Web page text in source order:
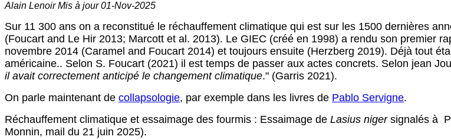
Alain Lenoir Mis à jour01-Nov-2025
Sur 11 300 ans on a reconstitué le réchauffement climatique qui est sur les 1500 dernières
(Foucart and Le Hir 2013; Marcott et al. 2013). Le GIEC (créé en 1998) a rendu son premier
novembre 2014 (Caramel and Foucart 2014) et toujours ensuite (Herzberg 2019). Déjà tout
américaine.. Selon S. Foucart (2021) il est temps de passer aux actes concrets. Selon jean
il avait correctement anticipé le changement climatique." (Garris 2021).
On parle maintenant de collapsologie, par exemple dans les livres de Pablo Servigne.
Réchauffement climatique et essaimage des fourmis : Essaimage de Lasius nigersignalés à
Monnin, mail du 21 juin 2025).